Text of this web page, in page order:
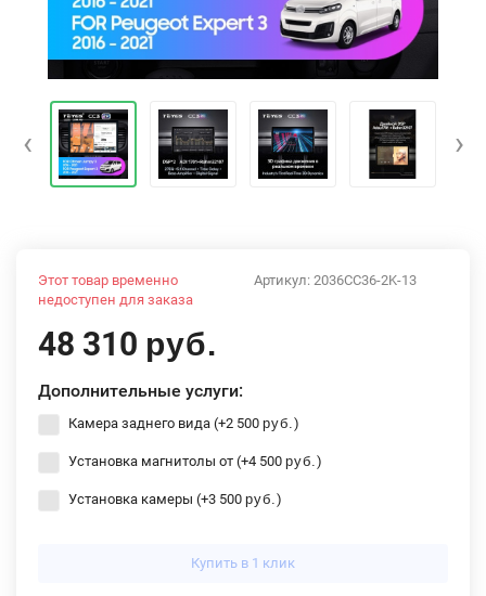
‹ ›
Артикул: 2036CC36-2K-13
Этот товар временно
недоступен для заказа
48 310 руб.
Дополнительные услуги:
Камера заднего вида (+2 500 руб. )
Установка магнитолы от (+4 500 руб. )
Установка камеры (+3 500 руб. )
Купить в 1 клик